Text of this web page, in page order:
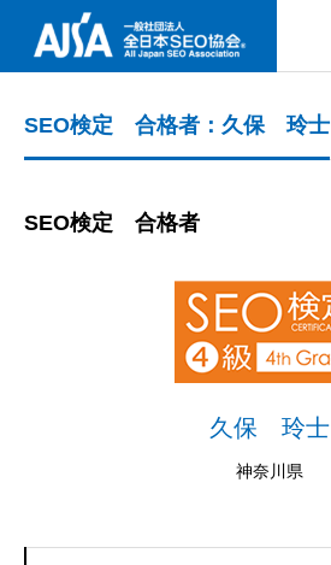
SEO検定 合格者：久保 玲士
SEO検定 合格者
久保 玲士
神奈川県